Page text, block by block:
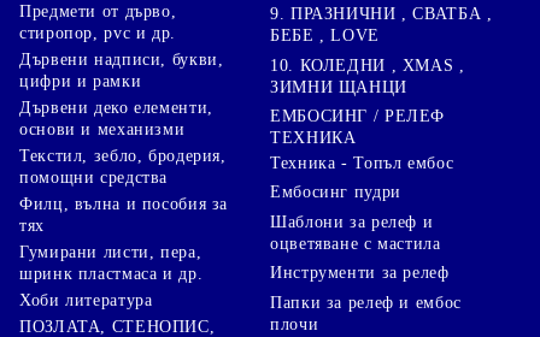
Предмети от дърво,
стиропор, pvc и др.
Дървени надписи, букви,
цифри и рамки
Дървени деко елементи,
основи и механизми
Текстил, зебло, бродерия,
помощни средства
Филц, вълна и пособия за
тях
Гумирани листи, пера,
шринк пластмаса и др.
Хоби литература
ПОЗЛАТА, СТЕНОПИС,
9. ПРАЗНИЧНИ , СВАТБА ,
БЕБЕ , LOVE
10. КОЛЕДНИ , XMAS ,
ЗИМНИ ЩАНЦИ
ЕМБОСИНГ / РЕЛЕФ
ТЕХНИКА
Техника - Топъл ембос
Ембосинг пудри
Шаблони за релеф и
оцветяване с мастила
Инструменти за релеф
Папки за релеф и ембос
плочи